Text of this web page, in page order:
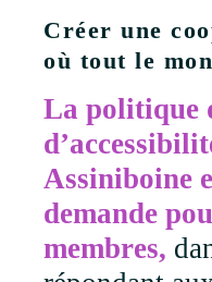
Créer une
où tout le
La politique
Assiniboine
demande
membres,